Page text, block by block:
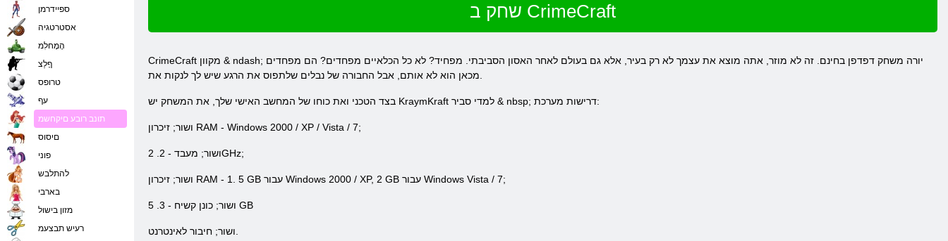
שחק ב CrimeCraft
CrimeCraft מקוון & ndash; יורה משחק דפדפן בחינם. זה לא מוזר, אתה מוצא את עצמך לא רק בעיר, אלא גם בעולם לאחר האסון הסביבתי. מפחיד? לא כל הכלאיים מפחדים? הם מפחדים
בצד הטכני ואת כוחו של המחשב האישי שלך, את המשחק יש KraymKraft למדי סביר & nbsp; דרישות מערכת:
ושור; זיכרון RAM - Windows 2000 / XP / Vista / 7;
ושור; מעבד - 2. 2GHz;
ושור; זיכרון RAM - 1. 5 GB עבור Windows 2000 / XP, 2 GB עבור Windows Vista / 7;
ושור; כונן קשיח - 3. 5 GB
ספיידרמן
אסטרטגיה
הָמָחלִמ
ףָלַצ
טרופס
עף
תונב רובע םיקחשמ
םיסוס
פוני
להתלבש
בארבי
מזון בישול
רעיש תבצעמ